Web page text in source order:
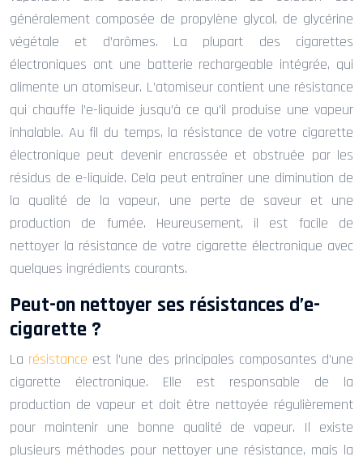
généralement composée de propylène glycol, de glycérine
végétale et d’arômes. La plupart des cigarettes
électroniques ont une batterie rechargeable intégrée, qui
alimente un atomiseur. L’atomiseur contient une résistance
qui chauffe l’e-liquide jusqu’à ce qu’il produise une vapeur
inhalable. Au fil du temps, la résistance de votre cigarette
électronique peut devenir encrassée et obstruée par les
résidus de e-liquide. Cela peut entraîner une diminution de
la qualité de la vapeur, une perte de saveur et une
production de fumée. Heureusement, il est facile de
nettoyer la résistance de votre cigarette électronique avec
quelques ingrédients courants.
Peut-on nettoyer ses résistances d’e-
cigarette ?
La résistance est l’une des principales composantes d’une
cigarette électronique. Elle est responsable de la
production de vapeur et doit être nettoyée régulièrement
pour maintenir une bonne qualité de vapeur. Il existe
plusieurs méthodes pour nettoyer une résistance, mais la